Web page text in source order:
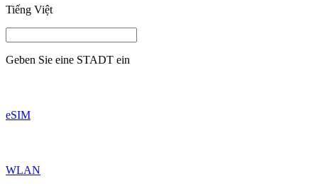
Tiếng Việt
Geben Sie eine STADT ein
eSIM
WLAN